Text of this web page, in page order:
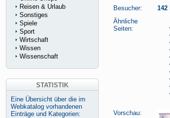
Besucher:
142
Ähnliche
Seiten:
Vorschau:
Reisen & Urlaub
Sonstiges
Spiele
Sport
Wirtschaft
Wissen
Wissenschaft
STATISTIK
Eine Übersicht über die im
Webkatalog vorhandenen
Einträge und Kategorien: